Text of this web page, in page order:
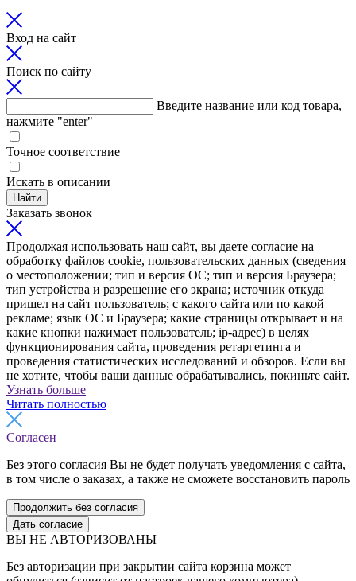
Вход на сайт
Поиск по сайту
Введите название или код товара,
нажмите "enter"
Точное соответствие
Искать в описании
Найти
Заказать звонок
Продолжая использовать наш сайт, вы даете согласие на
обработку файлов cookie, пользовательских данных (сведения
о местоположении; тип и версия ОС; тип и версия Браузера;
тип устройства и разрешение его экрана; источник откуда
пришел на сайт пользователь; с какого сайта или по какой
рекламе; язык ОС и Браузера; какие страницы открывает и на
какие кнопки нажимает пользователь; ip-адрес) в целях
функционирования сайта, проведения ретаргетинга и
проведения статистических исследований и обзоров. Если вы
не хотите, чтобы ваши данные обрабатывались, покиньте сайт.
Узнать больше
Читать полностью
Согласен
Без этого согласия Вы не будет получать уведомления с сайта,
в том числе о заказах, а также не сможете восстановить пароль
Продолжить без согласия
Дать согласие
ВЫ НЕ АВТОРИЗОВАНЫ
Без авторизации при закрытии сайта корзина может